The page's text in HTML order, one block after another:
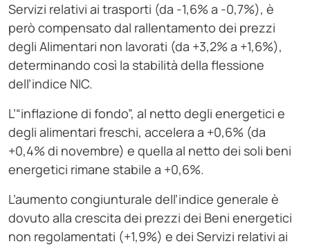
Servizi relativi ai trasporti (da -1,6% a -0,7%), è
però compensato dal rallentamento dei prezzi
degli Alimentari non lavorati (da +3,2% a +1,6%),
determinando così la stabilità della flessione
dell’indice NIC.
L’“inflazione di fondo”, al netto degli energetici e
degli alimentari freschi, accelera a +0,6% (da
+0,4% di novembre) e quella al netto dei soli beni
energetici rimane stabile a +0,6%.
L’aumento congiunturale dell’indice generale è
dovuto alla crescita dei prezzi dei Beni energetici
non regolamentati (+1,9%) e dei Servizi relativi ai